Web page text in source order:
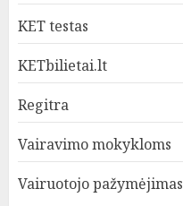
KET testas
KETbilietai.lt
Regitra
Vairavimo mokykloms
Vairuotojo pažymėjimas